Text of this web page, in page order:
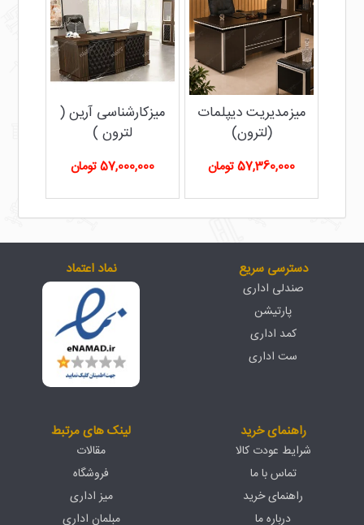
میزکارشناسی آرین (
لترون )
57,000,000 تومان
میزمدیریت دیپلمات
(لترون)
57,360,000 تومان
نماد اعتماد دسترسی سریع
صندلی اداری
پارتیشن
کمد اداری
ست اداری
لینک های مرتبط
مقالات
فروشگاه
میز اداری
مبلمان اداری
راهنمای خرید
شرایط عودت کالا
تماس با ما
راهنمای خرید
درباره ما